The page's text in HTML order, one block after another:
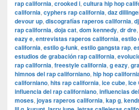
rap california, crooked i, cultura hip hop
california, cyphers rap california, daz
devour up, discografías raperos california,
rap california, doja cat, dom kennedy, dr dre,
eazy e, entrevistas raperos california, estilo
california, estilo g-funk, estilo gangsta rap,
estudios de grabación rap california,
rap california, freestyle california, g eazy,
himnos del rap californiano, hip hop
californiano, hits rap california, ice cube, Ice
influencia del rap californiano, influencias
moses, joyas raperos california, kap g,